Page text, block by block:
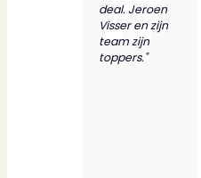
deal. Jeroen
Visser en zijn
team zijn
toppers."